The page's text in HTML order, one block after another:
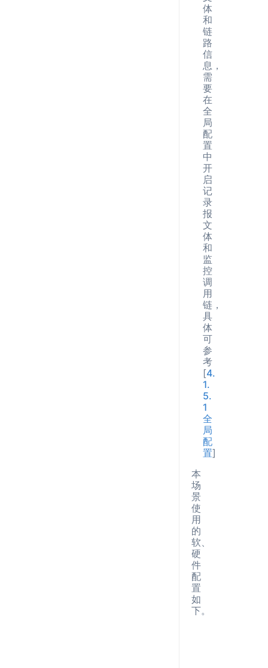
体
和
链
路
信
息，
需
要
在
全
局
配
置
中
开
启
记
录
报
文
体
和
监
控
调
用
链，
具
体
可
参
考
[4.
1.
5.
1
全
局
配
置]
本
场
景
使
用
的
软、
硬
件
配
置
如
下。